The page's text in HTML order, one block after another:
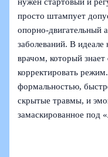
просто штампует
опорно‑двигательный
заболеваний. В
врачом, который
корректировать
формальностью,
скрытые травмы, и
замаскированное под